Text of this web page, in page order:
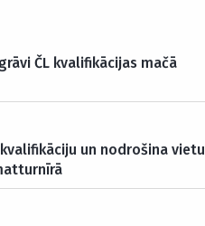
ČL kvalifikācijas mačā
un nodrošina vietu